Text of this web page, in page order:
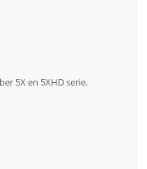
5X en 5XHD serie.